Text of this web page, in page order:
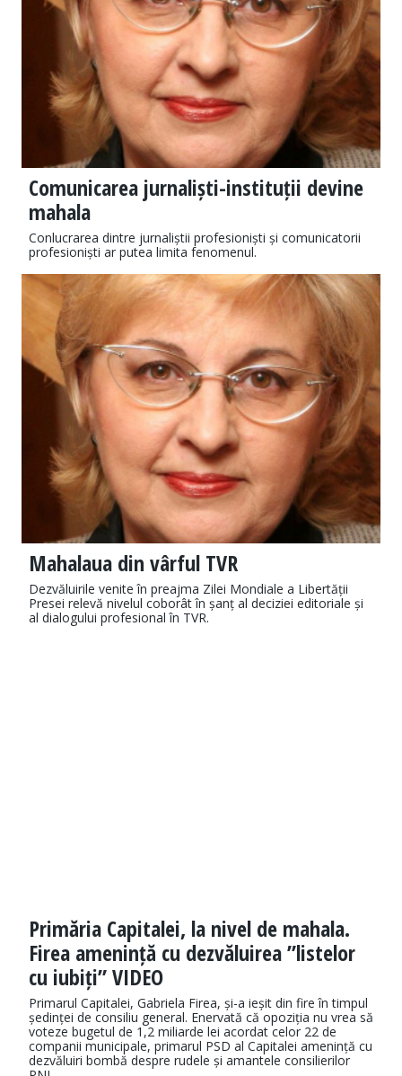
Comunicarea jurnaliști-instituții devine
mahala
Conlucrarea dintre jurnaliștii profesioniști și comunicatorii
profesioniști ar putea limita fenomenul.
Mahalaua din vârful TVR
Dezvăluirile venite în preajma Zilei Mondiale a Libertății
Presei relevă nivelul coborât în șanț al deciziei editoriale și
al dialogului profesional în TVR.
Primăria Capitalei, la nivel de mahala.
Firea amenință cu dezvăluirea ”listelor
cu iubiți” VIDEO
Primarul Capitalei, Gabriela Firea, și-a ieșit din fire în timpul
ședinței de consiliu general. Enervată că opoziția nu vrea să
voteze bugetul de 1,2 miliarde lei acordat celor 22 de
companii municipale, primarul PSD al Capitalei amenință cu
dezvăluiri bombă despre rudele și amantele consilierilor